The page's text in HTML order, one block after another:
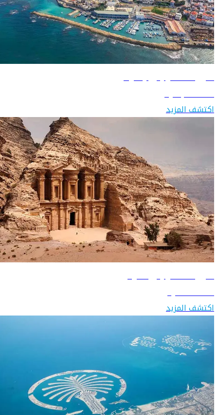
دليل السفر إلى إسرائيل
اكتشف إسرائيل
اكتشف المزيد
دليل السفر إلى الأردن
اكتشف الأردن
اكتشف المزيد